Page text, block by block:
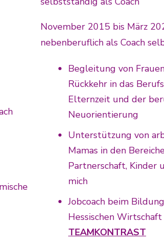
November 2015 bis März
nebenberuflich als Coach
Begleitung von
Rückkehr in das
Elternzeit und der
Neuorientierung
Unterstützung von
Mamas in den
Partnerschaft, Kinder
mich
Jobcoach beim
Hessischen Wirtschaft
TEAMKONTRAST